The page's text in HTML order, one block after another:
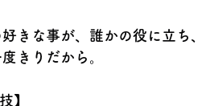
好きな事が、誰かの役に立ち
きりだから。
】